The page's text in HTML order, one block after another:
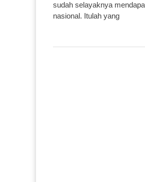
sudah selayaknya
nasional. Itulah yang